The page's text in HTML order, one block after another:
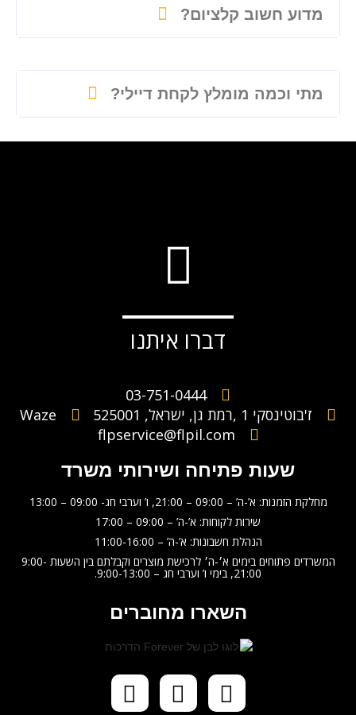
מדוע חשוב קלציום?
מתי וכמה מומלץ לקחת דיילי?
דברו איתנו
03-751-0444
ז'בוטינסקי 1 ,רמת גן, ישראל, 525001
Waze
flpservice@flpil.com
שעות פתיחה ושירותי משרד
מחלקת הזמנות: א’-ה’ – 09:00 – 21:00, ו’ וערבי חג- 09:00 – 13:00
שירות לקוחות: א’-ה’ – 09:00 – 17:00
הנהלת חשבונות: א’-ה’ – 11:00-16:00
המשרדים פתוחים בימים א׳-ה׳ לרכישת מוצרים וקבלתם בין השעות 9:00-
21:00, בימי ו’ וערבי חג – 9:00-13:00.
השארו מחוברים